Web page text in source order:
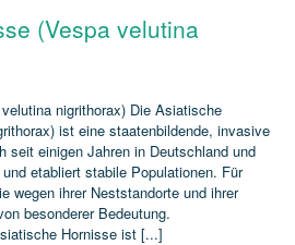
(Vespa velutina
nigrithorax) Die Asiatische
ist eine staatenbildende, invasive
seit einigen Jahren in Deutschland und
etabliert stabile Populationen. Für
wegen ihrer Neststandorte und ihrer
besonderer Bedeutung.
Hornisse ist [...]